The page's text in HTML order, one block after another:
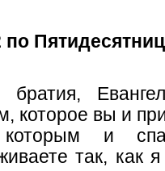
которое вы и
и
так, как я